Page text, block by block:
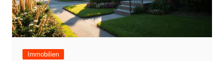
Immobilien